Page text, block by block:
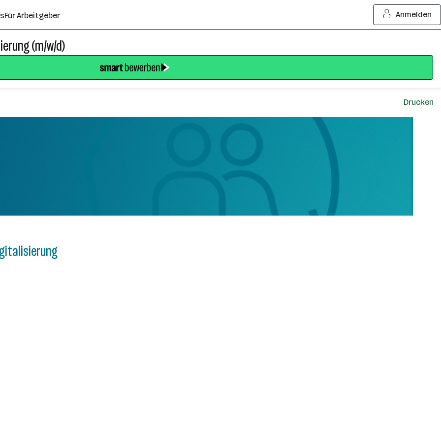
Für Arbeitgeber Anmelden
(m/w/d)
Drucken